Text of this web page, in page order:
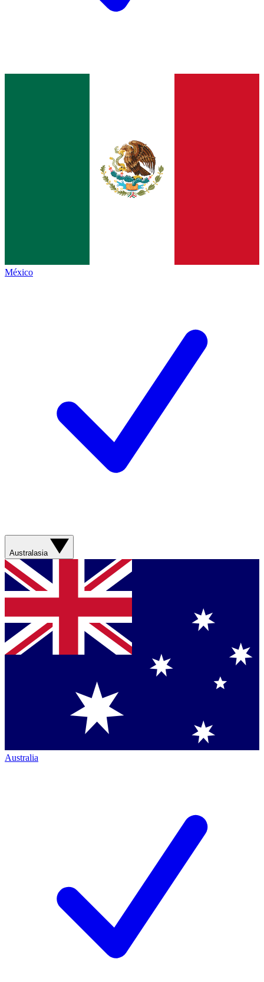
México
Australasia
Australia